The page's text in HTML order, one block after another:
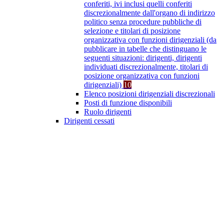
conferiti, ivi inclusi quelli conferiti
discrezionalmente dall'organo di indirizzo
politico senza procedure pubbliche di
selezione e titolari di posizione
organizzativa con funzioni dirigenziali (da
pubblicare in tabelle che distinguano le
seguenti situazioni: dirigenti, dirigenti
individuati discrezionalmente, titolari di
posizione organizzativa con funzioni
dirigenziali) 10
Elenco posizioni dirigenziali discrezionali
Posti di funzione disponibili
Ruolo dirigenti
Dirigenti cessati